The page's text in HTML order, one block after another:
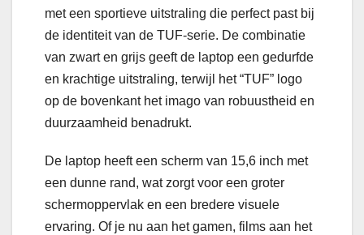
met een sportieve uitstraling die perfect past bij
de identiteit van de TUF-serie. De combinatie
van zwart en grijs geeft de laptop een gedurfde
en krachtige uitstraling, terwijl het “TUF” logo
op de bovenkant het imago van robuustheid en
duurzaamheid benadrukt.
De laptop heeft een scherm van 15,6 inch met
een dunne rand, wat zorgt voor een groter
schermoppervlak en een bredere visuele
ervaring. Of je nu aan het gamen, films aan het